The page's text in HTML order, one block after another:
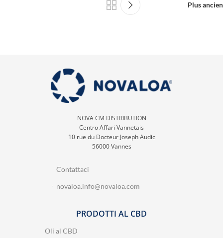
Plus ancien
NOVA CM DISTRIBUTION
Centro Affari Vannetais
10 rue du Docteur Joseph Audic
56000 Vannes
Contattaci
novaloa.info@novaloa.com
PRODOTTI AL CBD
Oli al CBD